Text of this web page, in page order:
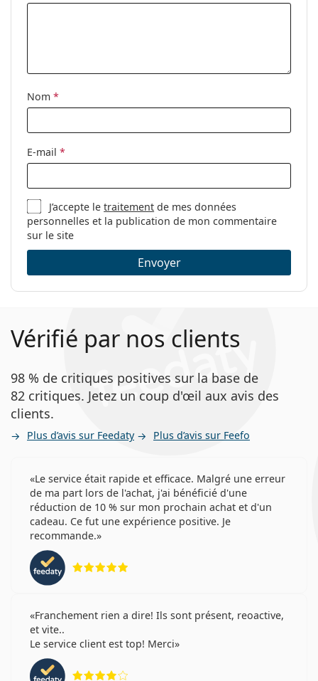
Nom *
E-mail *
J’accepte letraitement de mes données
personnelles et la publication de mon commentaire
sur le site
Envoyer
Vérifié par nos clients
98 % de critiques positives sur la base de
82 critiques. Jetez un coup d'œil aux avis des
clients.
Plus d’avis sur Feedaty Plus d’avis sur Feefo
Le service était rapide et efficace. Malgré une erreur
de ma part lors de l'achat, j'ai bénéficié d'une
réduction de 10 % sur mon prochain achat et d'un
cadeau. Ce fut une expérience positive. Je
recommande.
Franchement rien a dire! Ils sont présent, reoactive,
et vite..
Le service client est top! Merci